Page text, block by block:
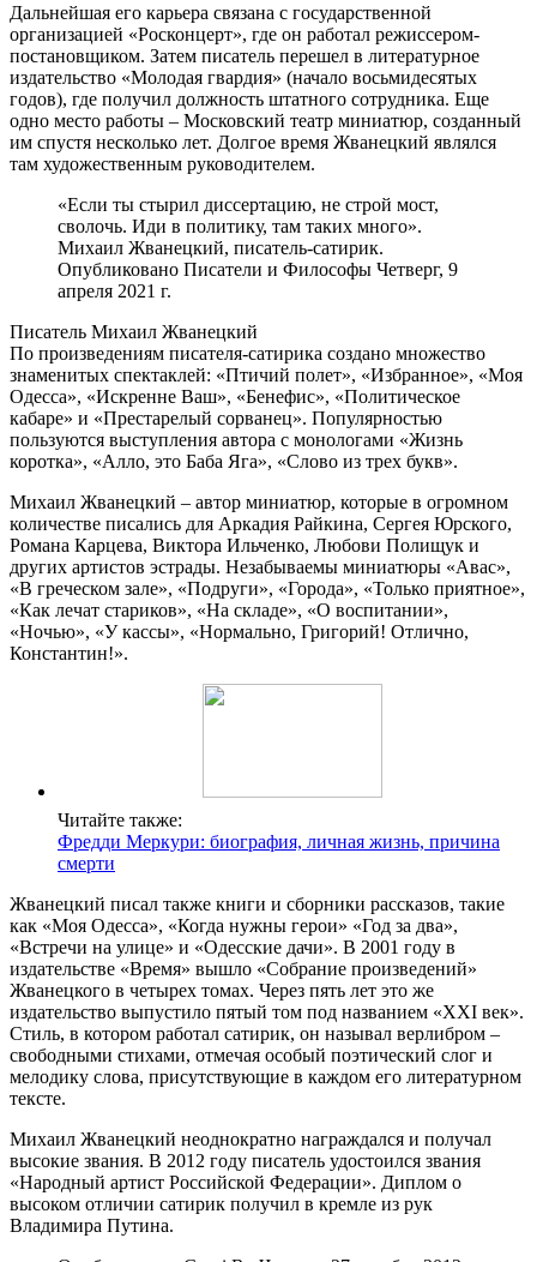
Дальнейшая его карьера связана с государственной
организацией «Росконцерт», где он работал режиссером-
постановщиком. Затем писатель перешел в литературное
издательство «Молодая гвардия» (начало восьмидесятых
годов), где получил должность штатного сотрудника. Еще
одно место работы – Московский театр миниатюр, созданный
им спустя несколько лет. Долгое время Жванецкий являлся
там художественным руководителем.
«Если ты стырил диссертацию, не строй мост,
сволочь. Иди в политику, там таких много».
Михаил Жванецкий, писатель-сатирик.
Опубликовано Писатели и Философы Четверг, 9
апреля 2021 г.
Писатель Михаил Жванецкий
По произведениям писателя-сатирика создано множество
знаменитых спектаклей: «Птичий полет», «Избранное», «Моя
Одесса», «Искренне Ваш», «Бенефис», «Политическое
кабаре» и «Престарелый сорванец». Популярностью
пользуются выступления автора с монологами «Жизнь
коротка», «Алло, это Баба Яга», «Слово из трех букв».
Михаил Жванецкий – автор миниатюр, которые в огромном
количестве писались для Аркадия Райкина, Сергея Юрского,
Романа Карцева, Виктора Ильченко, Любови Полищук и
других артистов эстрады. Незабываемы миниатюры «Авас»,
«В греческом зале», «Подруги», «Города», «Только приятное»,
«Как лечат стариков», «На складе», «О воспитании»,
«Ночью», «У кассы», «Нормально, Григорий! Отлично,
Константин!».
Читайте также:
Фредди Меркури: биография, личная жизнь, причина
смерти
Жванецкий писал также книги и сборники рассказов, такие
как «Моя Одесса», «Когда нужны герои» «Год за два»,
«Встречи на улице» и «Одесские дачи». В 2001 году в
издательстве «Время» вышло «Собрание произведений»
Жванецкого в четырех томах. Через пять лет это же
издательство выпустило пятый том под названием «XXI век».
Стиль, в котором работал сатирик, он называл верлибром –
свободными стихами, отмечая особый поэтический слог и
мелодику слова, присутствующие в каждом его литературном
тексте.
Михаил Жванецкий неоднократно награждался и получал
высокие звания. В 2012 году писатель удостоился звания
«Народный артист Российской Федерации». Диплом о
высоком отличии сатирик получил в кремле из рук
Владимира Путина.